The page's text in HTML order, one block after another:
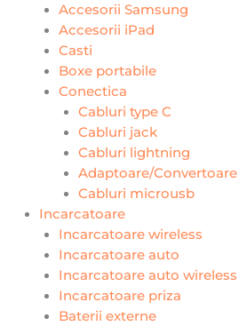
Accesorii Samsung
Accesorii iPad
Casti
Boxe portabile
Conectica
Cabluri type C
Cabluri jack
Cabluri lightning
Adaptoare/Convertoare
Cabluri microusb
Incarcatoare
Incarcatoare wireless
Incarcatoare auto
Incarcatoare auto wireless
Incarcatoare priza
Baterii externe